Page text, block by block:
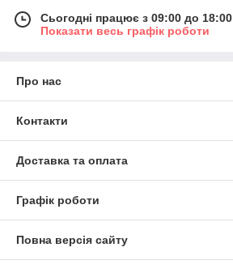
Сьогодні працює з 09:00 до 18:00
Показати весь графік роботи
Про нас
Контакти
Доставка та оплата
Графік роботи
Повна версія сайту